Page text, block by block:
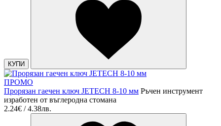
КУПИ
ПРОМО
Прорязан гаечен ключ JЕTECH 8-10 мм Ръчен инструмент
изработен от въглеродна стомана
2.24€ / 4.38лв.